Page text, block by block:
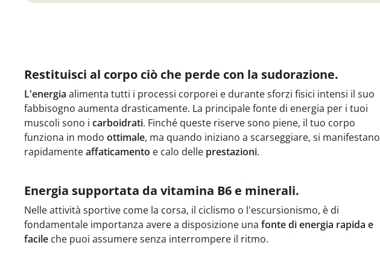
Restituisci al corpo ciò che perde con la sudorazione.
L'energia alimenta tutti i processi corporei e durante sforzi fisici intensi il suo
fabbisogno aumenta drasticamente. La principale fonte di energia per i tuoi
muscoli sono i carboidrati. Finché queste riserve sono piene, il tuo corpo
funziona in modo ottimale, ma quando iniziano a scarseggiare, si manifestano
rapidamenteaffaticamento e calo delle prestazioni.
Energia supportata da vitamina B6 e minerali.
Nelle attività sportive come la corsa, il ciclismo o l'escursionismo, è di
fondamentale importanza avere a disposizione una fonte di energia rapida e
facile che puoi assumere senza interrompere il ritmo.